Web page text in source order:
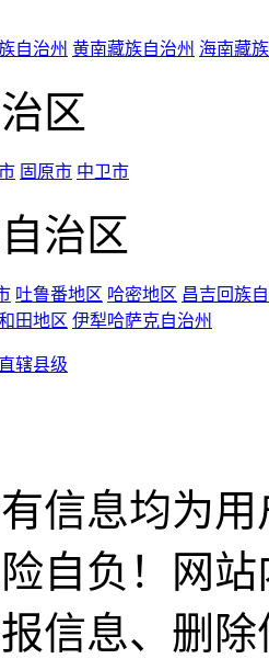
自治州 黄南藏族自治州 海南藏
区
固原市 中卫市
治区
吐鲁番地区 哈密地区 昌吉回族
田地区 伊犁哈萨克自治州
直辖县级
信息均为
自负！网
信息、删